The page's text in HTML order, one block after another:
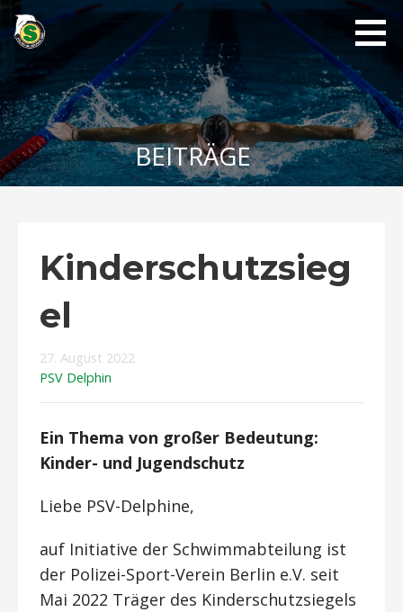
Zum
Inhalt
springen
Delphin
1889
BEITRÄGE
Kinderschutzsieg
el
27. August 2022
PSV Delphin
Ein Thema von großer Bedeutung:
Kinder- und Jugendschutz
Liebe PSV-Delphine,
auf Initiative der Schwimmabteilung ist
der Polizei-Sport-Verein Berlin e.V. seit
Mai 2022 Träger des Kinderschutzsiegels